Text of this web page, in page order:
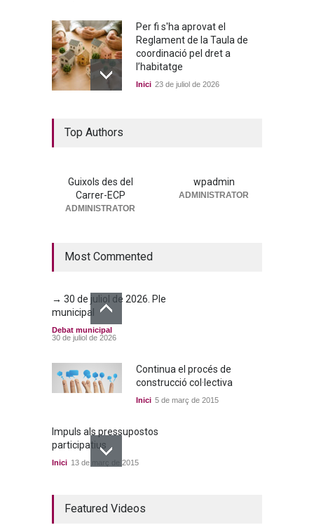
Per fi s'ha aprovat el
Reglament de la Taula de
coordinació pel dret a
l’habitatge
Inici 23 de juliol de 2026
→ 25 de juny de 2026. Ple
Top Authors
Guixols des del
Carrer-ECP
ADMINISTRATOR
wpadmin
ADMINISTRATOR
Most Commented
→ 30 de juliol de 2026. Ple
municipal
Debat municipal
30 de juliol de 2026
Continua el procés de
construcció col·lectiva
Inici 5 de març de 2015
Impuls als pressupostos
participatius
Inici 13 de març de 2015
bandes
Featured Videos